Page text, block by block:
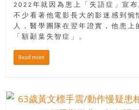
2022年就因為患上「失語症」宣
不少看著他電影長大的影迷感到惋
人，醫學團隊在翌年證實，他患上
「額顳葉失智症」。
Read more